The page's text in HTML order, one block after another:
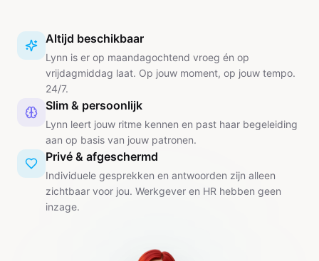
Altijd beschikbaar
Lynn is er op maandagochtend vroeg én op
vrijdagmiddag laat. Op jouw moment, op jouw tempo.
24/7.
Slim & persoonlijk
Lynn leert jouw ritme kennen en past haar begeleiding
aan op basis van jouw patronen.
Privé & afgeschermd
Individuele gesprekken en antwoorden zijn alleen
zichtbaar voor jou. Werkgever en HR hebben geen
inzage.